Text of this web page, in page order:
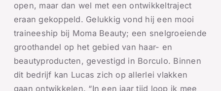
open, maar dan wel met een ontwikkeltraject
eraan gekoppeld. Gelukkig vond hij een mooi
traineeship bij Moma Beauty; een snelgroeiende
groothandel op het gebied van haar- en
beautyproducten, gevestigd in Borculo. Binnen
dit bedrijf kan Lucas zich op allerlei vlakken
gaan ontwikkelen. “In een jaar tijd loop ik mee